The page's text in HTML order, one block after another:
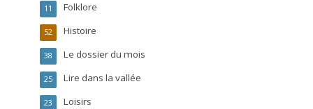
Folklore
11
Histoire
52
Le dossier du mois
38
Lire dans la vallée
25
Loisirs
23